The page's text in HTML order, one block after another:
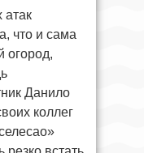
атак
что и сама
огород,
Данило
коллег